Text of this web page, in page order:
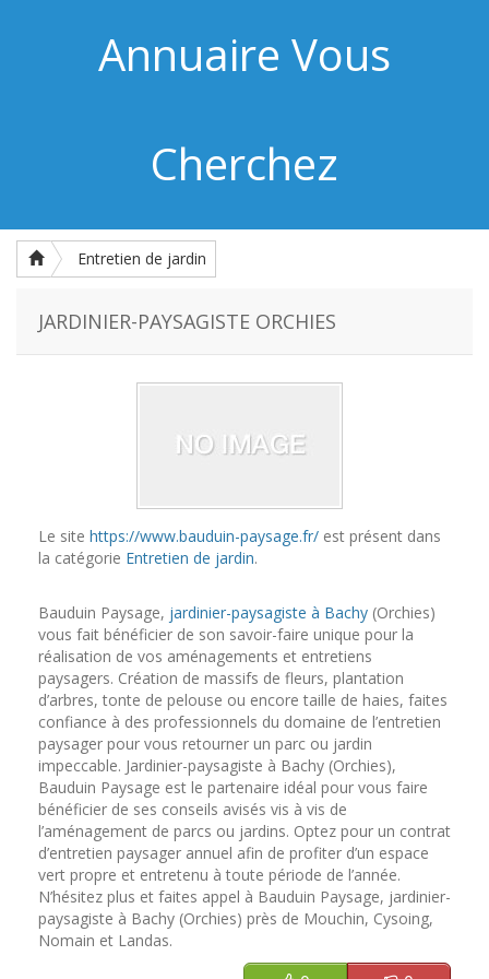
Annuaire Vous
Cherchez
Entretien de jardin
JARDINIER-PAYSAGISTE ORCHIES
Le site https://www.bauduin-paysage.fr/ est présent dans
la catégorie Entretien de jardin.
Bauduin Paysage, jardinier-paysagiste à Bachy (Orchies)
vous fait bénéficier de son savoir-faire unique pour la
réalisation de vos aménagements et entretiens
paysagers. Création de massifs de fleurs, plantation
d’arbres, tonte de pelouse ou encore taille de haies, faites
confiance à des professionnels du domaine de l’entretien
paysager pour vous retourner un parc ou jardin
impeccable. Jardinier-paysagiste à Bachy (Orchies),
Bauduin Paysage est le partenaire idéal pour vous faire
bénéficier de ses conseils avisés vis à vis de
l’aménagement de parcs ou jardins. Optez pour un contrat
d’entretien paysager annuel afin de profiter d’un espace
vert propre et entretenu à toute période de l’année.
N’hésitez plus et faites appel à Bauduin Paysage, jardinier-
paysagiste à Bachy (Orchies) près de Mouchin, Cysoing,
Nomain et Landas.